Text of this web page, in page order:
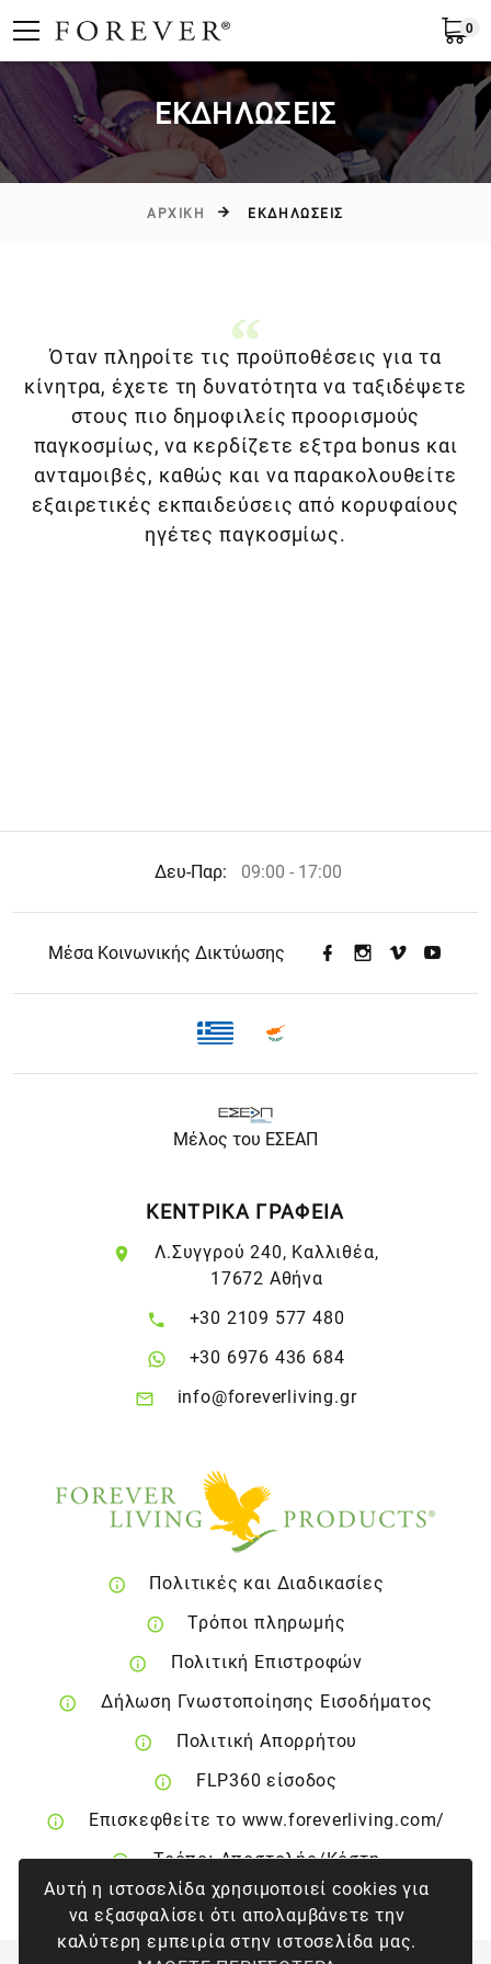
Αυτή η ιστοσελίδα χρησιμοποιεί cookies για
να εξασφαλίσει ότι απολαμβάνετε την
καλύτερη εμπειρία στην ιστοσελίδα μας.
EL Ελλάδα Υποβολή
0
ΕΚΔΗΛΩΣΕΙΣ
ΑΡΧΙΚΉ ΕΚΔΗΛΩΣΕΙΣ
Όταν πληροίτε τις προϋποθέσεις για τα
κίνητρα, έχετε τη δυνατότητα να ταξιδέψετε
στους πιο δημοφιλείς προορισμούς
παγκοσμίως, να κερδίζετε εξτρα bonus και
ανταμοιβές, καθώς και να παρακολουθείτε
εξαιρετικές εκπαιδεύσεις από κορυφαίους
ηγέτες παγκοσμίως.
Δευ-Παρ: 09:00 - 17:00
Μέσα Κοινωνικής Δικτύωσης
Μέλος του ΕΣΕΑΠ
ΚΕΝΤΡΙΚΑ ΓΡΑΦΕΙΑ
Λ.Συγγρού 240, Καλλιθέα,
17672 Αθήνα
+30 2109 577 480
+30 6976 436 684
info@foreverliving.gr
Πολιτικές και Διαδικασίες
Τρόποι πληρωμής
Πολιτική Επιστροφών
Δήλωση Γνωστοποίησης Εισοδήματος
Πολιτική Απορρήτου
FLP360 είσοδος
Επισκεφθείτε το www.foreverliving.com/
Τρόποι Αποστολής/Κόστη
Δικαίωμα Ακύρωσης